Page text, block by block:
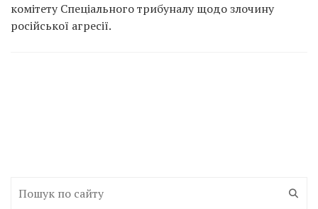
комітету Спеціального трибуналу щодо злочину
російської агресії.